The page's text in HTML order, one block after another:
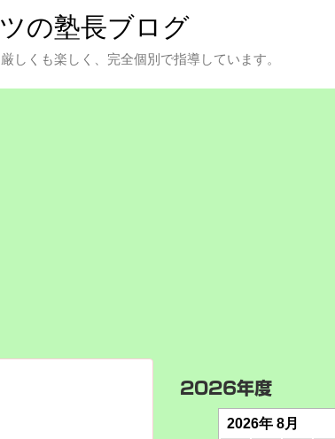
の塾長ブログ
しくも楽しく、完全個別で指導しています。
2026年度
2026年 8月